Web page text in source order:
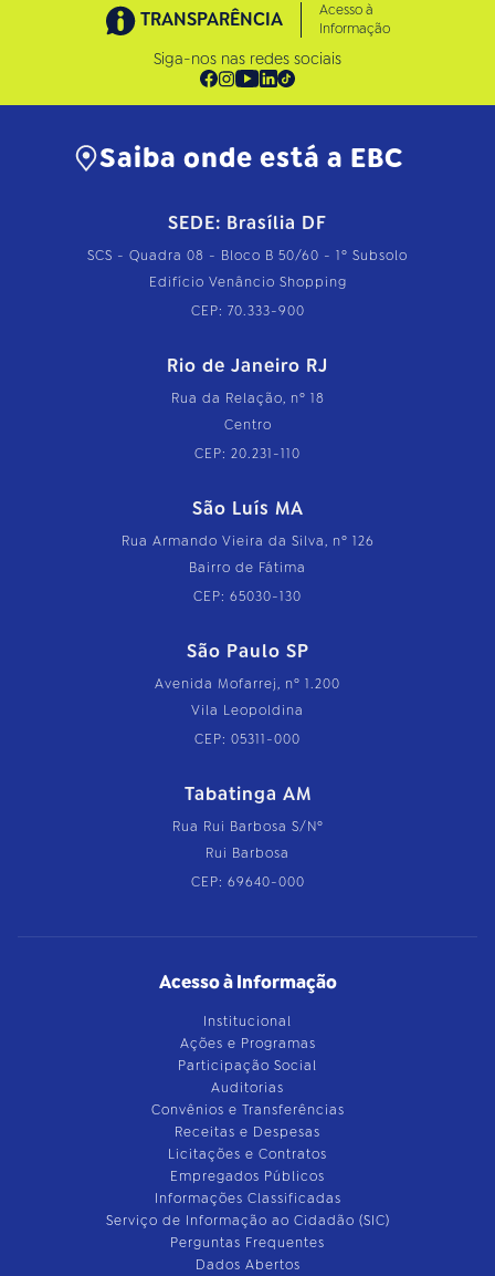
TRANSPARÊNCIA
Acesso à
Informação
Siga-nos nas redes sociais
Saiba onde está a EBC
SEDE: Brasília DF
SCS - Quadra 08 - Bloco B 50/60 - 1º Subsolo
Edifício Venâncio Shopping
CEP: 70.333-900
Rio de Janeiro RJ
Rua da Relação, nº 18
Centro
CEP: 20.231-110
São Luís MA
Rua Armando Vieira da Silva, nº 126
Bairro de Fátima
CEP: 65030-130
São Paulo SP
Avenida Mofarrej, nº 1.200
Vila Leopoldina
CEP: 05311-000
Tabatinga AM
Rua Rui Barbosa S/Nº
Rui Barbosa
CEP: 69640-000
Acesso à Informação
Institucional
Ações e Programas
Participação Social
Auditorias
Convênios e Transferências
Receitas e Despesas
Licitações e Contratos
Empregados Públicos
Informações Classificadas
Serviço de Informação ao Cidadão (SIC)
Perguntas Frequentes
Dados Abertos